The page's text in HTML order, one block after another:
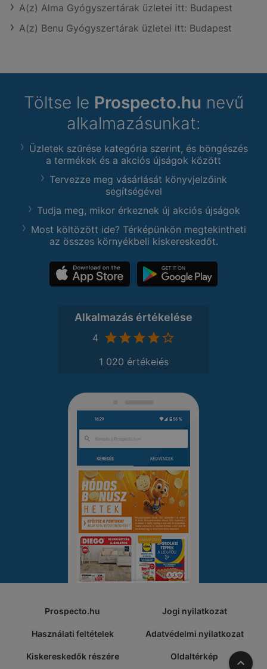
A(z) Alma Gyógyszertárak üzletei itt: Budapest
A(z) Benu Gyógyszertárak üzletei itt: Budapest
Töltse le Prospecto.hu nevű
alkalmazásunkat:
Üzletek szűrése kategória szerint, és böngészés
a termékek és a akciós újságok között
Tervezze meg vásárlását könyvjelzőink
segítségével
Tudja meg, mikor érkeznek új akciós újságok
Most költözött ide? Térképünkön megtekintheti
az összes környékbeli kiskereskedőt.
Alkalmazás értékelése
4
1 020 értékelés
Prospecto.hu Jogi nyilatkozat
Használati feltételek Adatvédelmi nyilatkozat
Kiskereskedők részére Oldaltérkép A